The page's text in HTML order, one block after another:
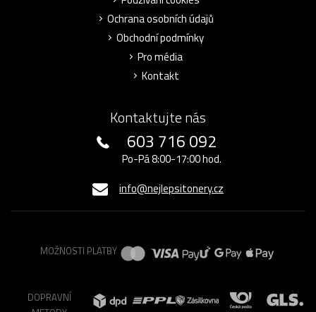
Ochrana osobních údajů
Obchodní podmínky
Pro média
Kontakt
Kontaktujte nás
603 716 092
Po-Pá 8:00-17:00 hod.
info@nejlepsitonery.cz
MOŽNOSTI PLATBY
DOPRAVNÍ